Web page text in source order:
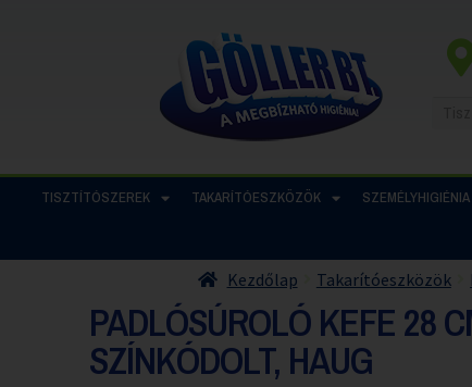
TISZTÍTÓSZEREK TAKARÍTÓESZKÖZÖK SZEMÉLYHIGIÉNIA
Kezdőlap Takarítóeszközök
PADLÓSÚROLÓ KEFE 28
SZÍNKÓDOLT, HAUG